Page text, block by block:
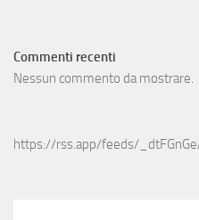
Commenti recenti
Nessun commento da mostrare.
https://rss.app/feeds/